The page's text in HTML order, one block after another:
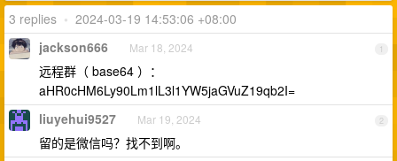
3 replies • 2024-03-19 14:53:06 +08:00
1
jackson666 Mar 18, 2024
远程群（ base64 ）：
aHR0cHM6Ly90Lm1lL3l1YW5jaGVuZ19qb2I=
2
liuyehui9527 Mar 19, 2024
留的是微信吗？找不到啊。